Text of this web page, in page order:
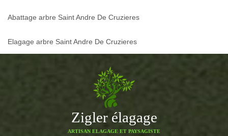
Abattage arbre Saint Andre De Cruzieres
Elagage arbre Saint Andre De Cruzieres
Zigler élagage
ARTISAN ELAGAGE ET PAYSAGISTE